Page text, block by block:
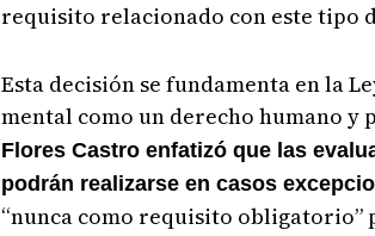
requisito relacionado con este tipo
Esta decisión se fundamenta en la
mental como un derecho humano
Flores Castro enfatizó que las
podrán realizarse en casos
“nunca como requisito obligatorio”